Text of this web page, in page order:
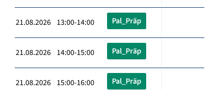
21.08.2026 13:00-14:00 Pal_Präp
21.08.2026 14:00-15:00 Pal_Präp
21.08.2026 15:00-16:00 Pal_Präp